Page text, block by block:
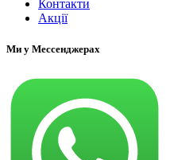
Контакти
Акції
Ми у Мессенджерах